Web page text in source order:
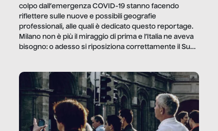
colpo dall’emergenza COVID-19 stanno facendo
riflettere sulle nuove e possibili geografie
professionali, alle quali è dedicato questo reportage.
Milano non è più il miraggio di prima e l’Italia ne aveva
bisogno: o adesso si riposiziona correttamente il Sud